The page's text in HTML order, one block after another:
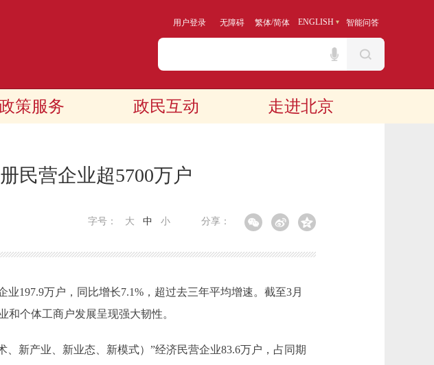
用户登录 无障碍 繁体/简体 ENGLISH 智能问答
策服务 政民互动 走进北京
民营企业超5700万户
分享：
字号： 大 中 小
万户，同比增长7.1%，超过去三年平均增速。截至3月
和个体工商户发展呈现强大韧性。
新产业、新业态、新模式）”经济民营企业83.6万户，占同期